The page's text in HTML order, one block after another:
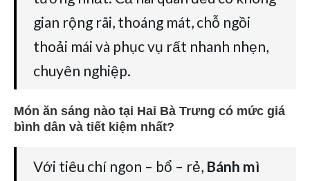
gian rộng rãi, thoáng mát, chỗ ngồi
thoải mái và phục vụ rất nhanh nhẹn,
chuyên nghiệp.
Món ăn sáng nào tại Hai Bà Trưng có mức giá
bình dân và tiết kiệm nhất?
Với tiêu chí ngon – bổ – rẻ, Bánh mì